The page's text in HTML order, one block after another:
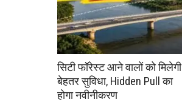
सिटी फॉरेस्ट आने वालों को मिलेगी
बेहतर सुविधा, Hidden Pull का
होगा नवीनीकरण